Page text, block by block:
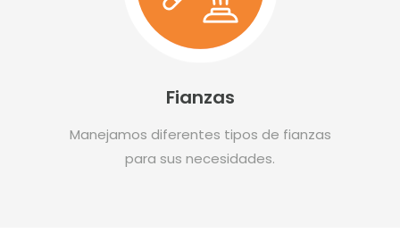
Fianzas
Manejamos diferentes tipos de fianzas
para sus necesidades.